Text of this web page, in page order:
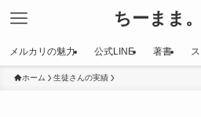
ちーまま
メルカリの魅力 公式LINE 著書
ホーム 生徒さんの実績